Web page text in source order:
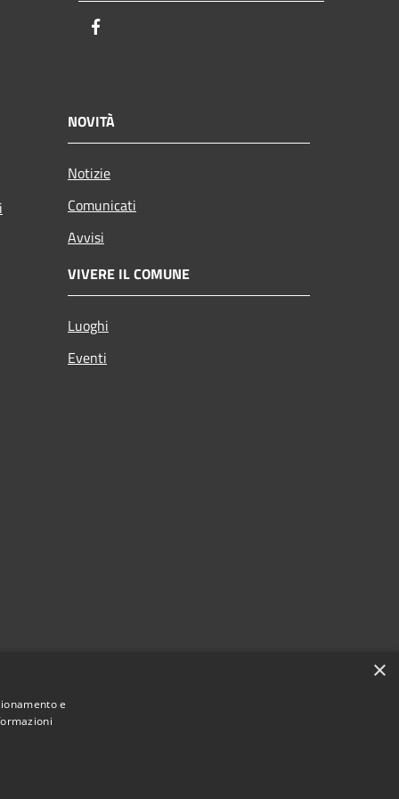
NOVITÀ
Notizie
Comunicati
Avvisi
VIVERE IL COMUNE
Luoghi
Eventi
×
e